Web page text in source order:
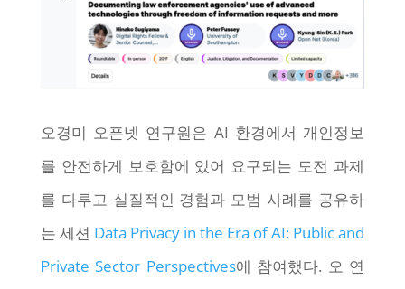
오경미 오픈넷 연구원은 AI 환경에서 개인정보
를 안전하게 보호함에 있어 요구되는 도전 과제
를 다루고 실질적인 경험과 모범 사례를 공유하
는 세션 Data Privacy in the Era of AI: Public and
Private Sector Perspectives에 참여했다. 오 연